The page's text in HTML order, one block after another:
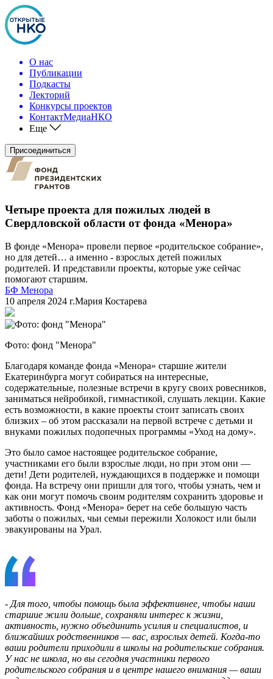
О нас
Публикации
Подкасты
Лекторий
Конкурсы проектов
КонтактМедиаНКО
Еще
Присоединиться
Четыре проекта для пожилых людей в
Свердловской области от фонда «Менора»
В фонде «Менора» провели первое «родительское собрание»,
но для детей… а именно - взрослых детей пожилых
родителей. И представили проекты, которые уже сейчас
помогают старшим.
БФ Менора
10 апреля 2024 г.Мария Костарева
Фото: фонд "Менора"
Благодаря команде фонда «Менора» старшие жители
Екатеринбурга могут собираться на интересные,
содержательные, полезные встречи в кругу своих ровесников,
заниматься нейробикой, гимнастикой, слушать лекции. Какие
есть возможности, в какие проекты стоит записать своих
близких – об этом рассказали на первой встрече с детьми и
внуками пожилых подопечных программы «Уход на дому».
Это было самое настоящее родительское собрание,
участниками его были взрослые люди, но при этом они —
дети! Дети родителей, нуждающихся в поддержке и помощи
фонда. На встречу они пришли для того, чтобы узнать, чем и
как они могут помочь своим родителям сохранить здоровье и
активность. Фонд «Менора» берет на себе большую часть
заботы о пожилых, чьи семьи пережили Холокост или были
эвакуированы на Урал.
- Для того, чтобы помощь была эффективнее, чтобы наши
старшие жили дольше, сохраняли интерес к жизни,
активность, нужно объединить усилия и специалистов, и
ближайших родственников — вас, взрослых детей. Когда-то
ваши родители приходили в школы на родительские собрания.
У нас не школа, но вы сегодня участники первого
родительского собрания и в центре нашего внимания — ваши